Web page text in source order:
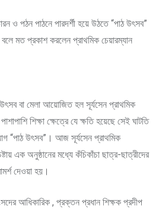
ও পঠন পাঠনে পারদর্শী হয়ে উঠতে “পাঠ উৎসব”
মত প্রকাশ করলেন প্রাথমিক চেয়ারম্যান
বা মেলা আয়োজিত হল সূর্যসেন প্রাথমিক
শিক্ষা ক্ষেত্রে যে ক্ষতি হয়েছে সেই ঘাটতি
“পাঠ উৎসব”। আজ সূর্যসেন প্রাথমিক
এক অনুষ্ঠানের মধ্যে কঁচিকাঁচা ছাত্র-ছাত্রীদের
দেওয়া হয়।
আধিকারিক , প্রক্তন প্রধান শিক্ষক প্রদীপ